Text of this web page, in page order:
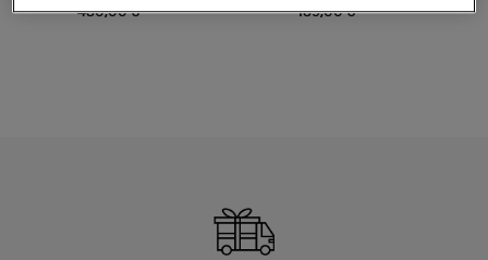
480,00 € 189,00 €